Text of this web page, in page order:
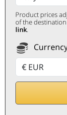
Product prices
of the
link.